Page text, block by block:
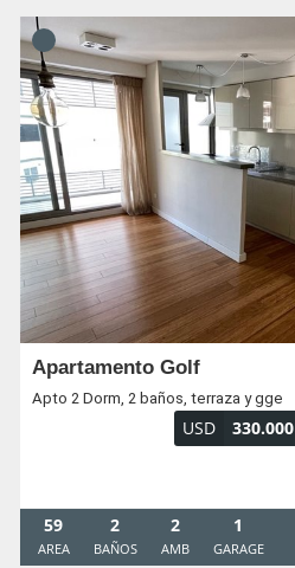
Apartamento Golf
Apto 2 Dorm, 2 baños, terraza y gge
USD 330.000
59
AREA
2
BAÑOS
2
AMB
1
GARAGE